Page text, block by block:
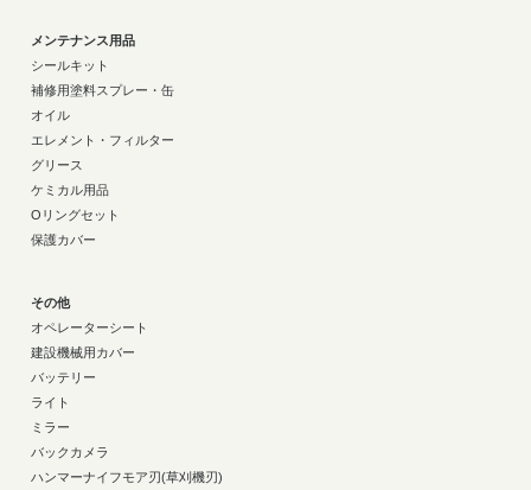
メンテナンス用品
シールキット
補修用塗料スプレー・缶
オイル
エレメント・フィルター
グリース
ケミカル用品
Oリングセット
保護カバー
その他
オペレーターシート
建設機械用カバー
バッテリー
ライト
ミラー
バックカメラ
ハンマーナイフモア刃(草刈機刃)